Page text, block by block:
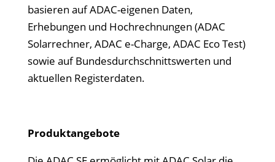
basieren auf ADAC-eigenen Daten,
Erhebungen und Hochrechnungen (ADAC
Solarrechner, ADAC e-Charge, ADAC Eco Test)
sowie auf Bundesdurchschnittswerten und
aktuellen Registerdaten.
Produktangebote